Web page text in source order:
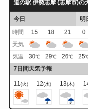
道の駅 伊勢志摩 (志摩市)の
今日
明
時間
15 18 21 0
天気
気温 30℃ 29℃ 26℃ 25
7日間天気予報
11(火) 12(水) 13(木)